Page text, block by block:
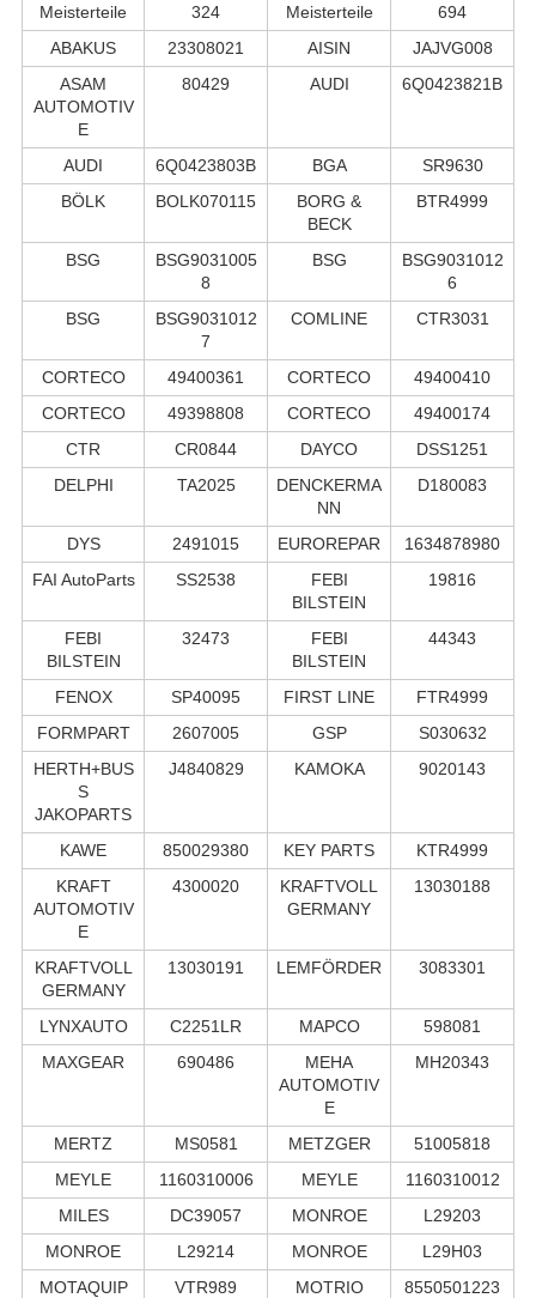
Meisterteile
324
Meisterteile
694
ABAKUS
23308021 AISIN
JAJVG008
ASAM
AUTOMOTIV
E
80429 AUDI 6Q0423821B
AUDI 6Q0423803B BGA
SR9630
BÖLK
BOLK070115
BORG &
BECK
BTR4999
BSG
BSG9031005
8
BSG
BSG9031012
6
BSG
BSG9031012
7
COMLINE CTR3031
CORTECO 49400361 CORTECO
49400410
CORTECO
49398808 CORTECO
49400174
CTR
CR0844 DAYCO
DSS1251
DELPHI
TA2025
DENCKERMA
NN
D180083
DYS 2491015 EUROREPAR
1634878980
FAI AutoParts
SS2538
FEBI
BILSTEIN
19816
FEBI
BILSTEIN
32473
FEBI
BILSTEIN
44343
FENOX SP40095 FIRST LINE
FTR4999
FORMPART
2607005 GSP
S030632
HERTH+BUS
S
JAKOPARTS
J4840829 KAMOKA 9020143
KAWE 850029380 KEY PARTS
KTR4999
KRAFT
AUTOMOTIV
E
4300020
KRAFTVOLL
GERMANY
13030188
KRAFTVOLL
GERMANY
13030191 LEMFÖRDER 3083301
LYNXAUTO C2251LR MAPCO
598081
MAXGEAR
690486
MEHA
AUTOMOTIV
E
MH20343
MERTZ MS0581 METZGER
51005818
MEYLE
1160310006 MEYLE
1160310012
MILES
DC39057 MONROE
L29203
MONROE
L29214 MONROE
L29H03
MOTAQUIP
VTR989 MOTRIO
8550501223